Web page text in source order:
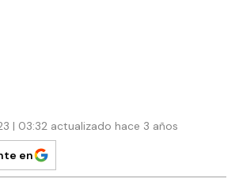
| 03:32 actualizado hace 3 años
en